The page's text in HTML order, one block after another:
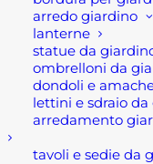
arredo giardino
lanterne
statue da
ombrelloni da
dondoli e
lettini e sdraio
arredamento
tavoli e sedie da
ovviamente
positivi.
Il legno è
bello ed
ahimè oltre